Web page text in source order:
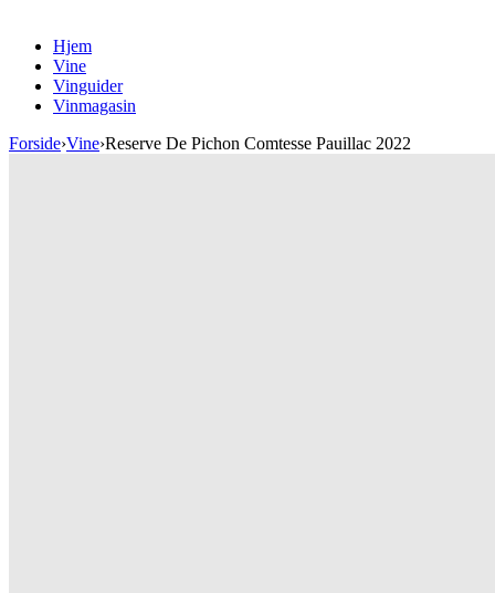
Hjem
Vine
Vinguider
Vinmagasin
Forside›Vine›Reserve De Pichon Comtesse Pauillac 2022